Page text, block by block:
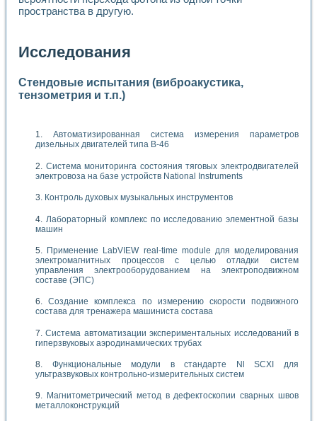
пространства в другую.
Исследования
Стендовые испытания (виброакустика,
тензометрия и т.п.)
Автоматизированная система измерения параметров
дизельных двигателей типа В-46
Система мониторинга состояния тяговых электродвигателей
электровоза на базе устройств National Instruments
Контроль духовых музыкальных инструментов
Лабораторный комплекс по исследованию элементной базы
машин
Применение LabVIEW real-time module для моделирования
электромагнитных процессов с целью отладки систем
управления электрооборудованием на электроподвижном
составе (ЭПС)
Создание комплекса по измерению скорости подвижного
состава для тренажера машиниста состава
Система автоматизации экспериментальных исследований в
гиперзвуковых аэродинамических трубах
Функциональные модули в стандарте Nl SCXI для
ультразвуковых контрольно-измерительных систем
Магнитометрический метод в дефектоскопии сварных швов
металлоконструкций